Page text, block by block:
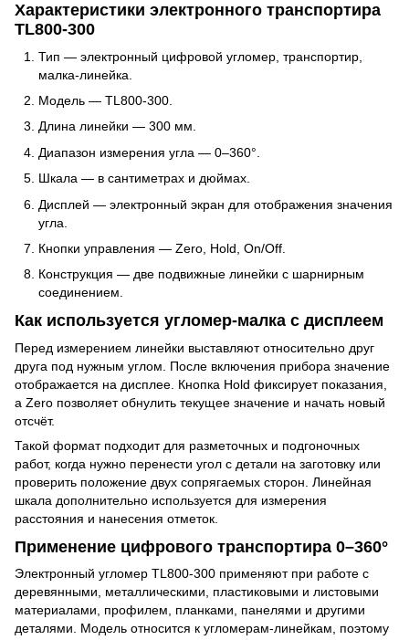
Характеристики электронного транспортира
TL800-300
Тип — электронный цифровой угломер, транспортир,
малка-линейка.
Модель — TL800-300.
Длина линейки — 300 мм.
Диапазон измерения угла — 0–360°.
Шкала — в сантиметрах и дюймах.
Дисплей — электронный экран для отображения значения
угла.
Кнопки управления — Zero, Hold, On/Off.
Конструкция — две подвижные линейки с шарнирным
соединением.
Как используется угломер-малка с дисплеем
Перед измерением линейки выставляют относительно друг
друга под нужным углом. После включения прибора значение
отображается на дисплее. Кнопка Hold фиксирует показания,
а Zero позволяет обнулить текущее значение и начать новый
отсчёт.
Такой формат подходит для разметочных и подгоночных
работ, когда нужно перенести угол с детали на заготовку или
проверить положение двух сопрягаемых сторон. Линейная
шкала дополнительно используется для измерения
расстояния и нанесения отметок.
Применение цифрового транспортира 0–360°
Электронный угломер TL800-300 применяют при работе с
деревянными, металлическими, пластиковыми и листовыми
материалами, профилем, планками, панелями и другими
деталями. Модель относится к угломерам-линейкам, поэтому